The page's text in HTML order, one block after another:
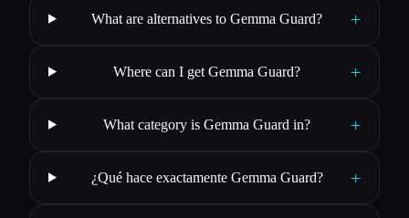
What are alternatives to Gemma Guard? +
Where can I get Gemma Guard? +
What category is Gemma Guard in? +
¿Qué hace exactamente Gemma Guard? +